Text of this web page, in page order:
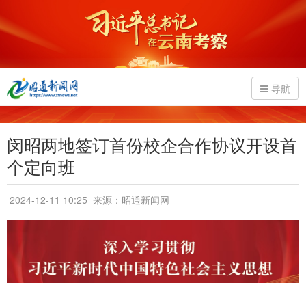
导航
闵昭两地签订首份校企合作协议开设首
个定向班
2024-12-11 10:25 来源：昭通新闻网